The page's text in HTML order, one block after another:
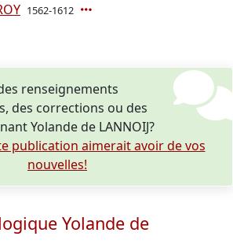
1562-1612
renseignements
des corrections ou des
Yolande de LANNOIJ?
publication aimerait avoir de vos
nouvelles!
Yolande de